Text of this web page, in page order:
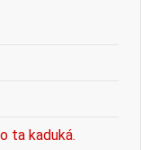
ta kaduká.